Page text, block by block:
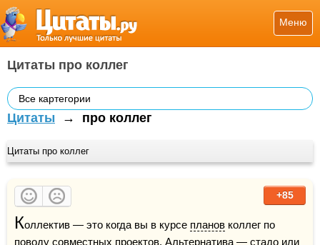
Меню
Цитаты про коллег
Все картегории
Цитаты → про коллег
Цитаты про коллег
+85
Коллектив — это когда вы в курсе планов коллег по
поводу совместных проектов. Альтернатива — стадо или